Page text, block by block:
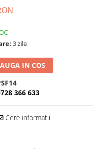
3 zile
IN COS
366 633
Cere informatii